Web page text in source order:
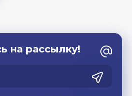
на рассылку!